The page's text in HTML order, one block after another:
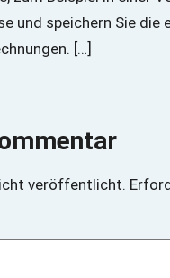
und speichern Sie
[…]
veröffentlicht.